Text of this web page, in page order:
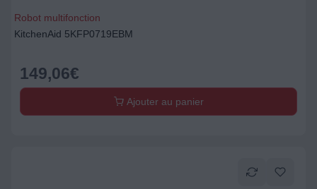
Robot multifonction
KitchenAid 5KFP0719EBM
149,06€
Ajouter au panier